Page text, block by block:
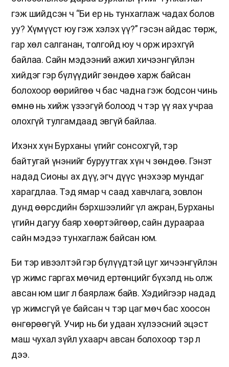
гэж шийдсэн ч “Би ер нь тунхаглаж чадах болов
уу? Хүмүүст юу гэж хэлэх үү?” гэсэн айдас төрж,
гар хөл салганан, толгойд юу ч орж ирэхгүй
байлаа. Сайн мэдээний ажил хичээнгүйлэн
хийдэг гэр бүлүүдийг зөндөө харж байсан
болохоор өөрийгөө ч бас чадна гэж бодсон чинь
өмнө нь хийж үзээгүй болоод ч тэр үү яах учраа
олохгүй тулгамдаад эвгүй байлаа.
Ихэнх хүн Бурханы үгийг сонсохгүй, тэр
байтугай үнэнийг буруутгах хүн ч зөндөө. Гэнэт
надад Сионы ах дүү, эгч дүүс үнэхээр мундаг
харагдлаа. Тэд ямар ч саад хавчлага, зовлон
дунд өөрсдийн бэрхшээлийг үл ажран, Бурханы
үгийн дагуу баяр хөөртэйгөөр, сайн дураараа
сайн мэдээ тунхаглаж байсан юм.
Би тэр ивээлтэй гэр бүлүүдтэй цуг хичээнгүйлэн
үр жимс гаргах мөчид ертөнцийг бүхэлд нь олж
авсан юм шиг л баярлаж байв. Хэдийгээр надад
үр жимсгүй үе байсан ч тэр цаг мөч бас хоосон
өнгөрөөгүй. Учир нь би удаан хүлээсний эцэст
маш чухал зүйл ухаарч авсан болохоор тэр л
дээ.